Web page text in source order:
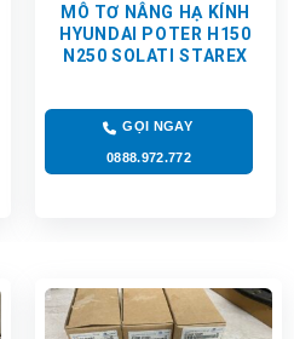
MÔ TƠ NÂNG HẠ KÍNH
HYUNDAI POTER H150
N250 SOLATI STAREX
GỌI NGAY
0888.972.772